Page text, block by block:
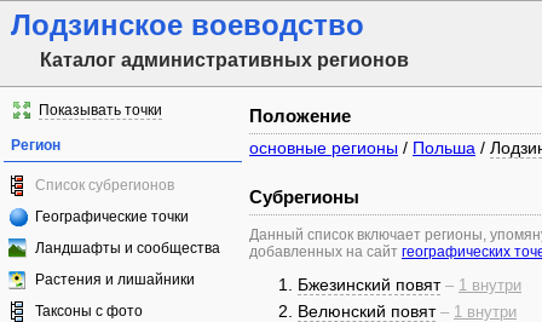
Лодзинское воеводство
Каталог административных регионов
Показывать точки
Регион
Список субрегионов
Географические точки
Ландшафты и сообщества
Растения и лишайники
Таксоны с фото
Положение
основные регионы / Польша /
Субрегионы
Данный список включает регионы,
добавленных на сайт географических
Бжезинский повят– 1 внутри
Велюнский повят– 1 внутри